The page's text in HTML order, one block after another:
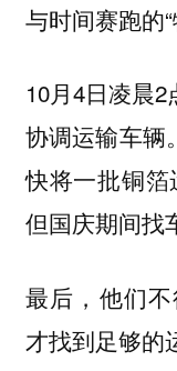
与时间赛跑的“
10月4日凌晨
协调运输车辆
快将一批铜箔
但国庆期间找
最后，他们
才找到足够的